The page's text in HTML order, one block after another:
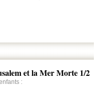
et la Mer Morte 1/2
: